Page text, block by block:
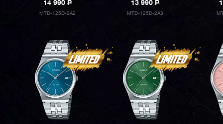
14 990P
MTD-125D-2A2
13 990P
MTD-125D-2A3